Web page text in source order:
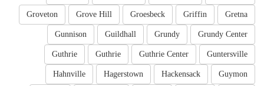
Gretna
Griffin
Groesbeck
Grove Hill
Groveton
Grundy Center
Grundy
Guildhall
Gunnison
Guntersville
Guthrie Center
Guthrie
Guthrie
Guymon
Hackensack
Hagerstown
Hahnville